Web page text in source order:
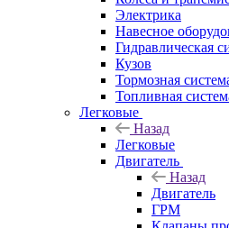
Электрика
Навесное
Гидравлическая
Кузов
Тормозная
Топливная
Легковые
Назад
Легковые
Двигатель
Назад
Двигатель
ГРМ